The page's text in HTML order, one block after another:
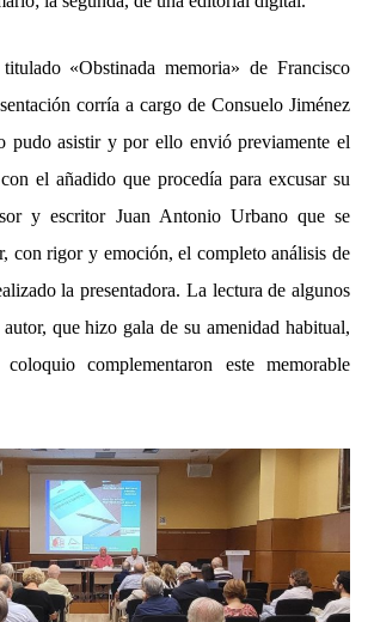
«Obstinada memoria» de Francisco
corría a cargo de Consuelo Jiménez
pudo asistir y por ello envió previamente el
el añadido que procedía para excusar su
y escritor Juan Antonio Urbano que se
con rigor y emoción, el completo análisis de
la presentadora. La lectura de algunos
que hizo gala de su amenidad habitual,
complementaron este memorable